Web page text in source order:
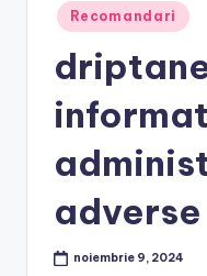
Posted
in
Recomandari
adverse
noiembrie 9, 2024